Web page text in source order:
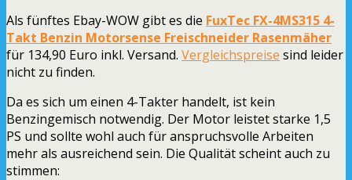
Als fünftes Ebay-WOW gibt es die FuxTec FX-4MS315 4-
Takt Benzin Motorsense Freischneider Rasenmäher
für 134,90 Euro inkl. Versand. Vergleichspreise sind leider
nicht zu finden.
Da es sich um einen 4-Takter handelt, ist kein
Benzingemisch notwendig. Der Motor leistet starke 1,5
PS und sollte wohl auch für anspruchsvolle Arbeiten
mehr als ausreichend sein. Die Qualität scheint auch zu
stimmen: